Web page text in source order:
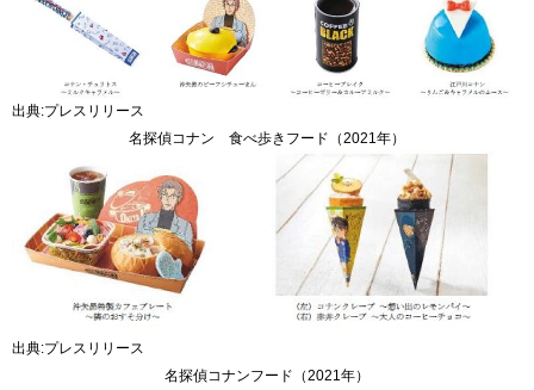
出典:プレスリリース
名探偵コナン 食べ歩きフード（2021年）
出典:プレスリリース
名探偵コナンフード（2021年）